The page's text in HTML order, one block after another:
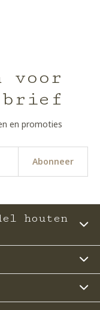
voor
en promoties
Abonneer
houten